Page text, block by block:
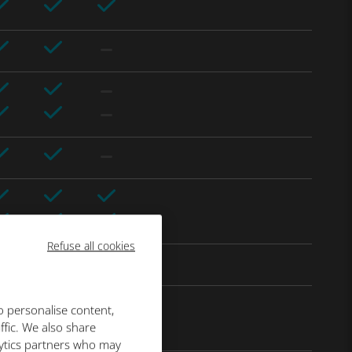
Refuse all cookies
personalise content,
We also share
partners who may